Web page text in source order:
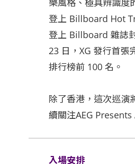
樂風格、極具辨識度
登上 Billboard Hot
登上 Billboard 雜誌
23 日，XG 發行首張
排行榜前 100 名。
除了香港，這次巡演
續關注AEG
入場安排